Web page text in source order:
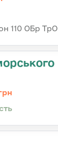
110 ОБр ТрО